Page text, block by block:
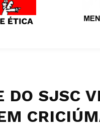
DO SJSC